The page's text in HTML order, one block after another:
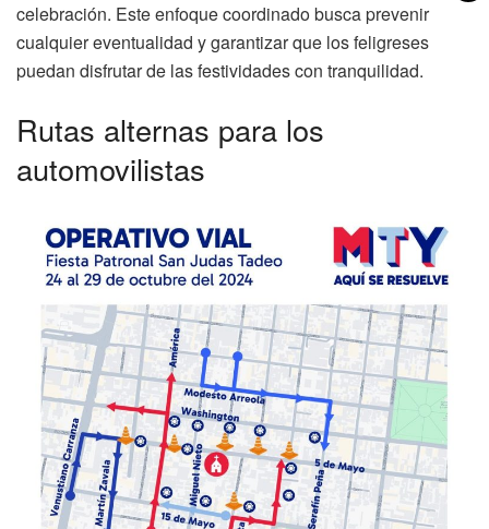
celebración. Este enfoque coordinado busca prevenir
cualquier eventualidad y garantizar que los feligreses
puedan disfrutar de las festividades con tranquilidad.
Rutas alternas para los
automovilistas